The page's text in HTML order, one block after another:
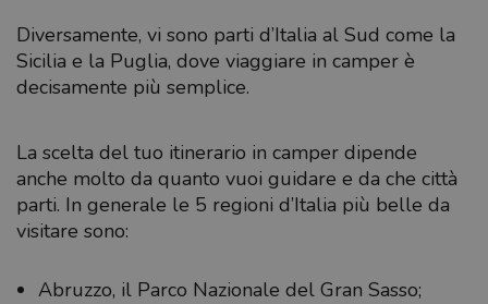
Diversamente, vi sono parti d’Italia al Sud come la
Sicilia e la Puglia, dove viaggiare in camper è
decisamente più semplice.
La scelta del tuo itinerario in camper dipende
anche molto da quanto vuoi guidare e da che città
parti. In generale le 5 regioni d’Italia più belle da
visitare sono:
Abruzzo, il Parco Nazionale del Gran Sasso;